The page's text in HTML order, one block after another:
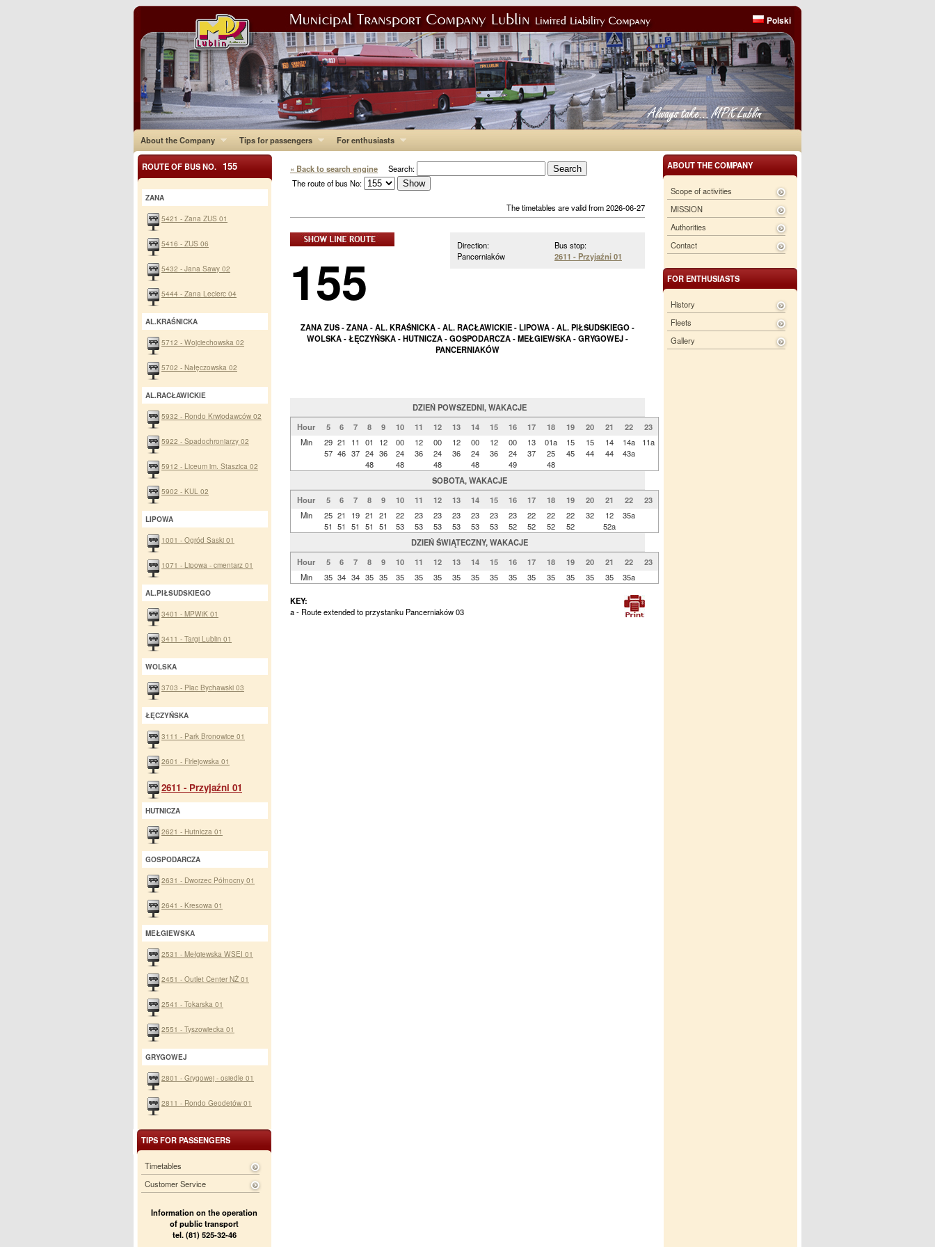
Polski
About the Company Tips for passengers For enthusiasts
ABOUT THE COMPANY
Scope of activities
MISSION
Authorities
Contact
FOR ENTHUSIASTS
History
Fleets
Gallery
« Back to search engine Search:
The route of bus No:
The timetables are valid from 2026-06-27
Bus stop:
2611 - Przyjaźni 01
Direction:
Pancerniaków
155
ZANA ZUS - ZANA - AL. KRAŚNICKA - AL. RACŁAWICKIE - LIPOWA - AL. PIŁSUDSKIEGO -
WOLSKA - ŁĘCZYŃSKA - HUTNICZA - GOSPODARCZA - MEŁGIEWSKA - GRYGOWEJ -
PANCERNIAKÓW
DZIEŃ POWSZEDNI, WAKACJE
Hour
5 6 7 8 9 10 11 12 13 14 15 16 17 18 19 20 21 22
23
Min
29
57
21
46
11
37
01
24
48
12
36
00
24
48
12
36
00
24
48
12
36
00
24
48
12
36
00
24
49
13
37
01a
25
48
15
45
15
44
14
44
14a
43a
11a
SOBOTA, WAKACJE
Hour
5 6 7 8 9 10 11 12 13 14 15 16 17 18 19 20 21 22
23
Min
25
51
21
51
19
51
21
51
21
51
22
53
23
53
23
53
23
53
23
53
23
53
23
52
22
52
22
52
22
52
32
12
52a
35a
DZIEŃ ŚWIĄTECZNY, WAKACJE
Hour
5 6 7 8 9 10 11 12 13 14 15 16 17 18 19 20 21 22
23
Min
35 34 34 35 35 35 35 35 35 35 35 35 35 35 35 35 35 35a
KEY:
a - Route extended to przystanku Pancerniaków 03
ROUTE OF BUS NO. 155
ZANA
5421 - Zana ZUS 01
5416 - ZUS 06
5432 - Jana Sawy 02
5444 - Zana Leclerc 04
AL.KRAŚNICKA
5712 - Wojciechowska 02
5702 - Nałęczowska 02
AL.RACŁAWICKIE
5932 - Rondo Krwiodawców 02
5922 - Spadochroniarzy 02
5912 - Liceum im. Staszica 02
5902 - KUL 02
LIPOWA
1001 - Ogród Saski 01
1071 - Lipowa - cmentarz 01
AL.PIŁSUDSKIEGO
3401 - MPWiK 01
3411 - Targi Lublin 01
WOLSKA
3703 - Plac Bychawski 03
ŁĘCZYŃSKA
3111 - Park Bronowice 01
2601 - Firlejowska 01
2611 - Przyjaźni 01
HUTNICZA
2621 - Hutnicza 01
GOSPODARCZA
2631 - Dworzec Północny 01
2641 - Kresowa 01
MEŁGIEWSKA
2531 - Mełgiewska WSEI 01
2451 - Outlet Center NŻ 01
2541 - Tokarska 01
2551 - Tyszowiecka 01
GRYGOWEJ
2801 - Grygowej - osiedle 01
2811 - Rondo Geodetów 01
TIPS FOR PASSENGERS
Timetables
Customer Service
Information on the operation
of public transport
tel. (81) 525-32-46